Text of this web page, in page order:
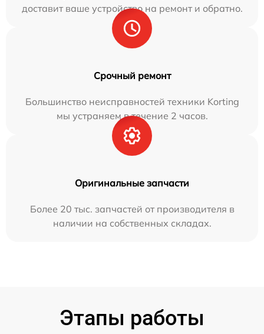
доставит ваше устройство на ремонт и обратно.
Срочный ремонт
Большинство неисправностей техники Korting
мы устраняем в течение 2 часов.
Оригинальные запчасти
Более 20 тыс. запчастей от производителя в
наличии на собственных складах.
Этапы работы